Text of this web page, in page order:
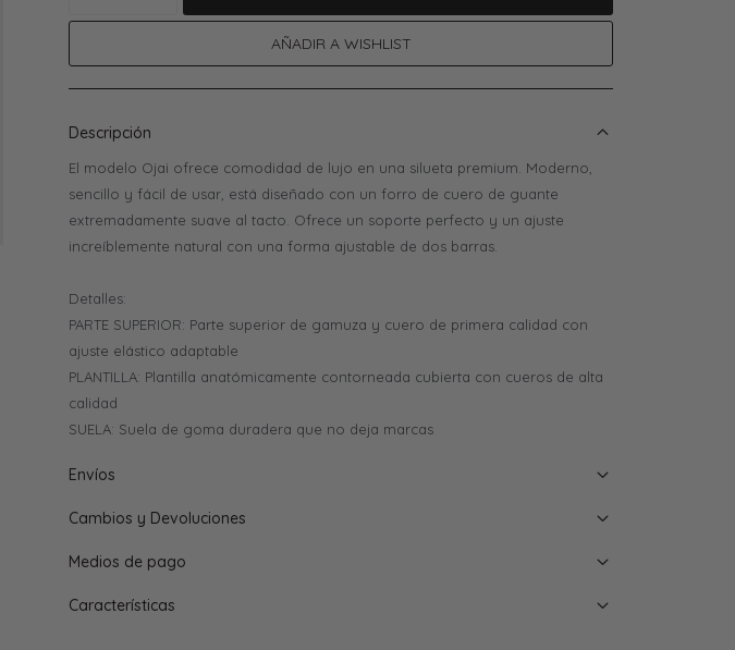
Descripción
El modelo Ojai ofrece comodidad de lujo en una silueta premium. Moderno,
sencillo y fácil de usar, está diseñado con un forro de cuero de guante
extremadamente suave al tacto. Ofrece un soporte perfecto y un ajuste
increíblemente natural con una forma ajustable de dos barras.
Detalles:
PARTE SUPERIOR: Parte superior de gamuza y cuero de primera calidad con
ajuste elástico adaptable
PLANTILLA: Plantilla anatómicamente contorneada cubierta con cueros de alta
calidad
SUELA: Suela de goma duradera que no deja marcas
Envíos
Cambios y Devoluciones
Medios de pago
Características